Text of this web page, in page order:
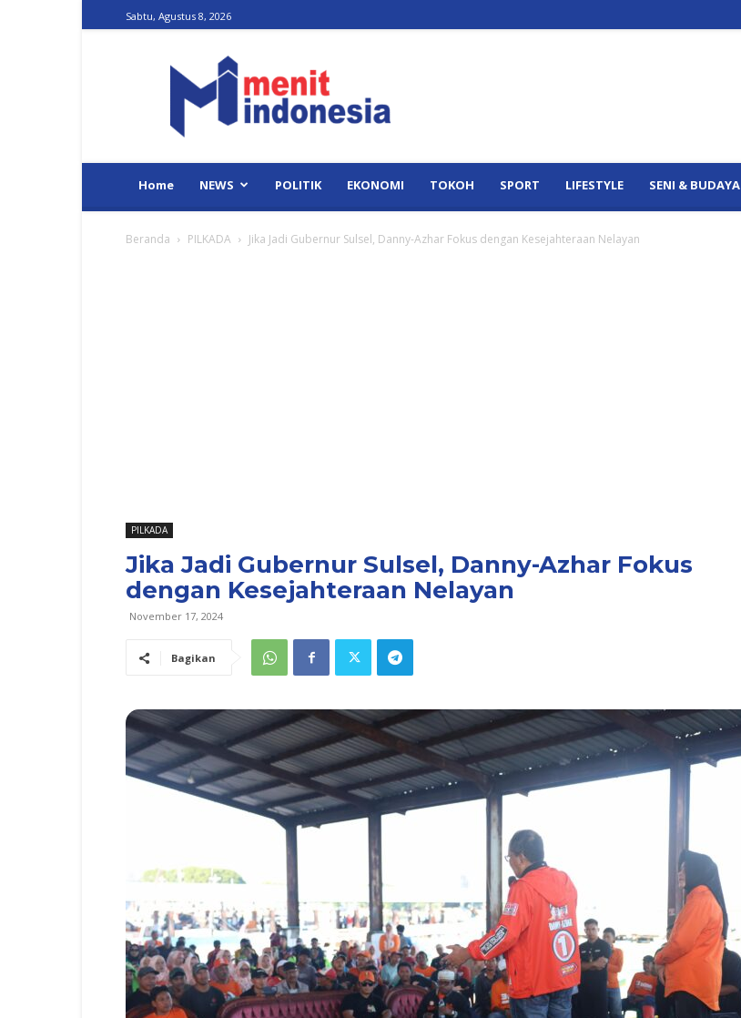
Sabtu, Agustus 8, 2026
Indonesia
Home NEWS POLITIK EKONOMI TOKOH SPORT LIFESTYLE SENI & BUDAYA
Beranda PILKADA Jika Jadi Gubernur Sulsel, Danny-Azhar Fokus dengan Kesejahteraan Nelayan
PILKADA
Jika Jadi Gubernur Sulsel, Danny-Azhar Fokus
dengan Kesejahteraan Nelayan
November 17, 2024
Bagikan